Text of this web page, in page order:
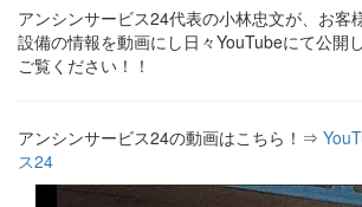
アンシンサービス24代表の小林忠文が、お客
設備の情報を動画にし日々YouTubeにて公開
ご覧ください！！
アンシンサービス24の動画はこちら！⇒
ス24